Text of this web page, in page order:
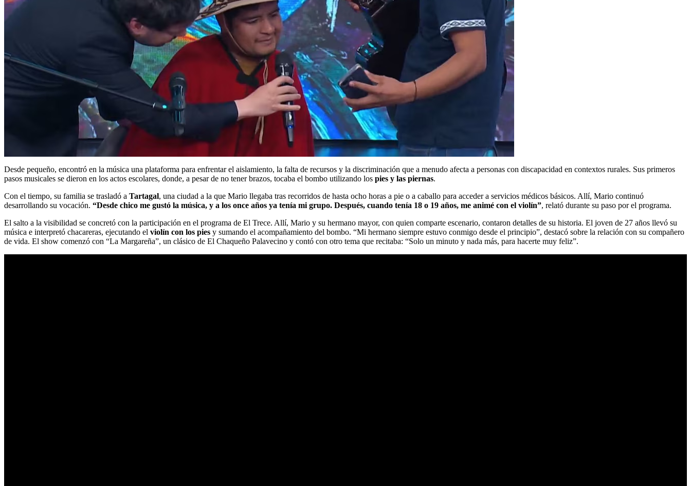
Desde pequeño, encontró en la música una plataforma para enfrentar el aislamiento, la falta de recursos y la discriminación que a menudo afecta a personas con discapacidad en contextos rurales. Sus primeros
pasos musicales se dieron en los actos escolares, donde, a pesar de no tener brazos, tocaba el bombo utilizando los pies y las piernas.
Con el tiempo, su familia se trasladó a Tartagal, una ciudad a la que Mario llegaba tras recorridos de hasta ocho horas a pie o a caballo para acceder a servicios médicos básicos. Allí, Mario continuó
desarrollando su vocación. “Desde chico me gustó la música, y a los once años ya tenía mi grupo. Después, cuando tenía 18 o 19 años, me animé con el violín”, relató durante su paso por el programa.
El salto a la visibilidad se concretó con la participación en el programa de El Trece. Allí, Mario y su hermano mayor, con quien comparte escenario, contaron detalles de su historia. El joven de 27 años llevó su
música e interpretó chacareras, ejecutando el violín con los pies y sumando el acompañamiento del bombo. “Mi hermano siempre estuvo conmigo desde el principio”, destacó sobre la relación con su compañero
de vida. El show comenzó con “La Margareña”, un clásico de El Chaqueño Palavecino y contó con otro tema que recitaba: “Solo un minuto y nada más, para hacerte muy feliz”.